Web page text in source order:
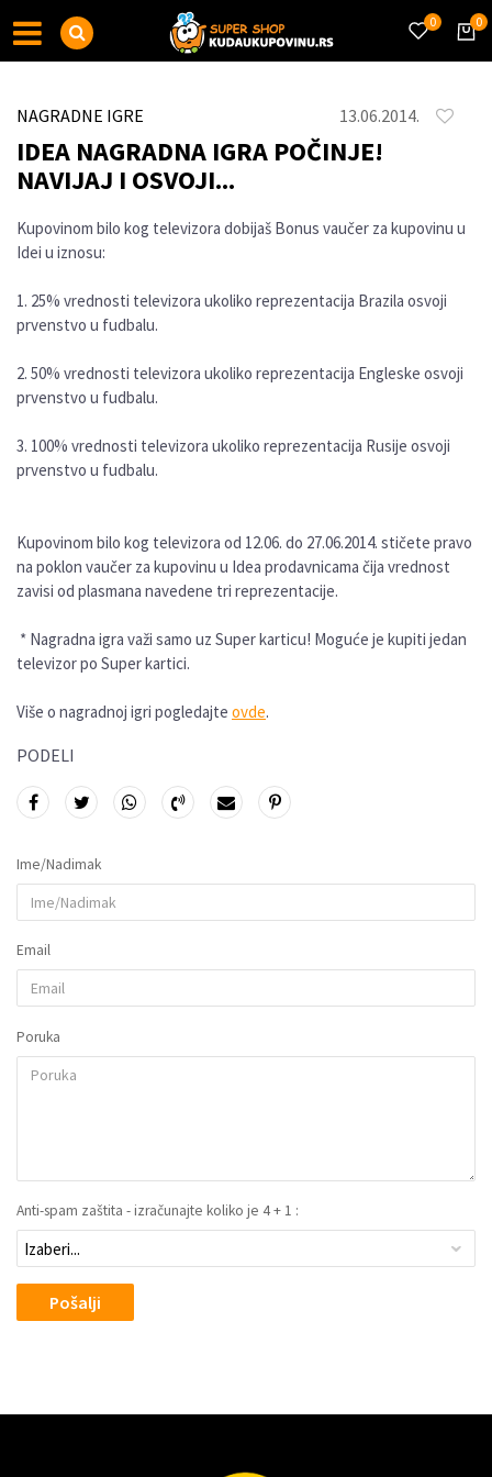
0
0
NAGRADNE IGRE 13.06.2014.
IDEA NAGRADNA IGRA POČINJE!
NAVIJAJ I OSVOJI...
Kupovinom bilo kog televizora dobijaš Bonus vaučer za kupovinu u
Idei u iznosu:
1. 25% vrednosti televizora ukoliko reprezentacija Brazila osvoji
prvenstvo u fudbalu.
2. 50% vrednosti televizora ukoliko reprezentacija Engleske osvoji
prvenstvo u fudbalu.
3. 100% vrednosti televizora ukoliko reprezentacija Rusije osvoji
prvenstvo u fudbalu.
Kupovinom bilo kog televizora od 12.06. do 27.06.2014. stičete pravo
na poklon vaučer za kupovinu u Idea prodavnicama čija vrednost
zavisi od plasmana navedene tri reprezentacije.
* Nagradna igra važi samo uz Super karticu! Moguće je kupiti jedan
televizor po Super kartici.
Više o nagradnoj igri pogledajte ovde.
PODELI
Ime/Nadimak
Email
Poruka
Anti-spam zaštita - izračunajte koliko je 4 + 1 :
Pošalji